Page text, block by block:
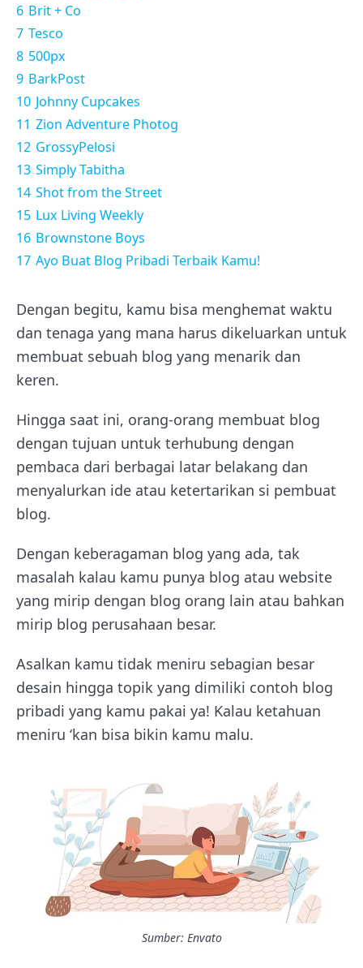
6 Brit + Co
7 Tesco
8 500px
9 BarkPost
10 Johnny Cupcakes
11 Zion Adventure Photog
12 GrossyPelosi
13 Simply Tabitha
14 Shot from the Street
15 Lux Living Weekly
16 Brownstone Boys
17 Ayo Buat Blog Pribadi Terbaik Kamu!
Dengan begitu, kamu bisa menghemat waktu
dan tenaga yang mana harus dikeluarkan untuk
membuat sebuah blog yang menarik dan
keren.
Hingga saat ini, orang-orang membuat blog
dengan tujuan untuk terhubung dengan
pembaca dari berbagai latar belakang dan
menyalurkan ide atau ketertarikan si pembuat
blog.
Dengan keberagaman blog yang ada, tak
masalah kalau kamu punya blog atau website
yang mirip dengan blog orang lain atau bahkan
mirip blog perusahaan besar.
Asalkan kamu tidak meniru sebagian besar
desain hingga topik yang dimiliki contoh blog
pribadi yang kamu pakai ya! Kalau ketahuan
meniru ‘kan bisa bikin kamu malu.
Sumber: Envato